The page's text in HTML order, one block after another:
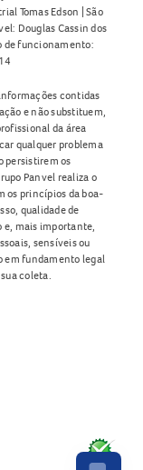
Tomas Edson | São
Douglas Cassin dos
de funcionamento:
contidas
e não substituem,
da área
qualquer problema
persistirem os
Panvel realiza o
os princípios da boa-
qualidade de
e, mais importante,
sensíveis ou
em fundamento legal
coleta.